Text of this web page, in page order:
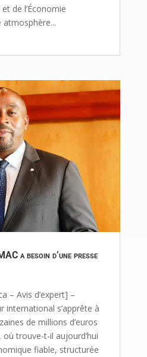
de l’Économie
atmosphère...
a besoin d’une presse
– Avis d’expert] –
international s’apprête à
de millions d’euros
où trouve-t-il aujourd’hui
fiable, structurée